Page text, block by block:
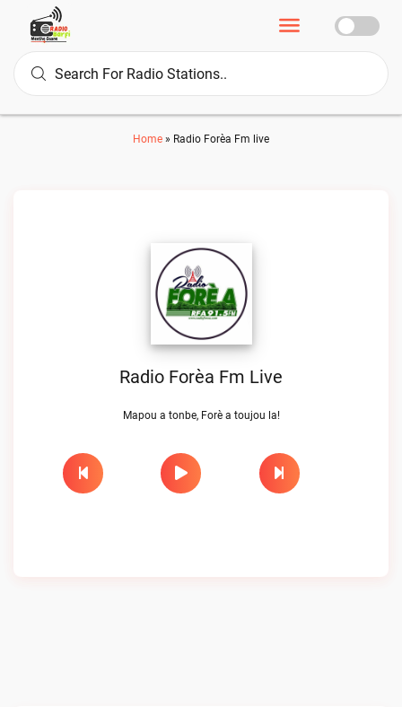
Home » Radio Forèa Fm live
Radio Forèa Fm Live
Mapou a tonbe, Forè a toujou la!